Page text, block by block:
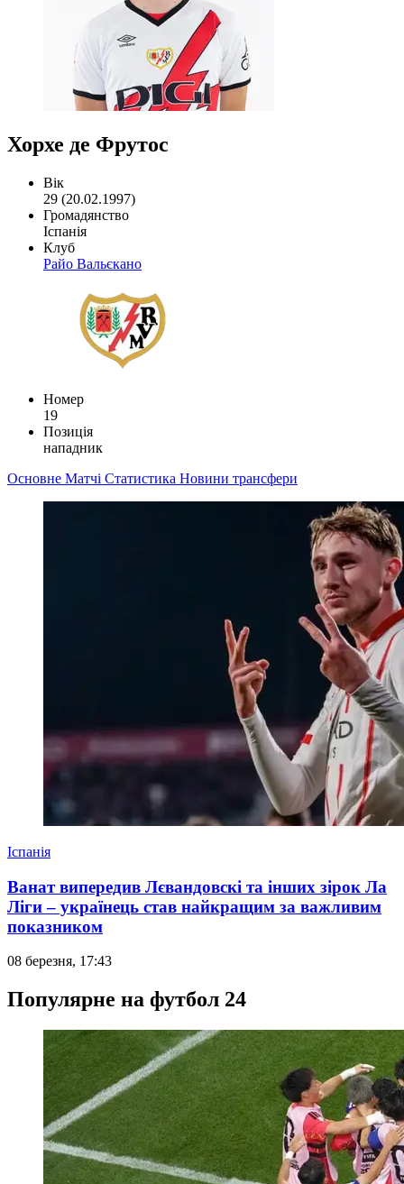
Хорхе де Фрутос
Вік
29 (20.02.1997)
Громадянство
Іспанія
Клуб
Райо Вальєкано
Номер
19
Позиція
нападник
Основне Матчі Статистика Новини трансфери
Іспанія
Ванат випередив Лєвандовскі та інших зірок Ла
Ліги – українець став найкращим за важливим
показником
08 березня, 17:43
Популярне на футбол 24